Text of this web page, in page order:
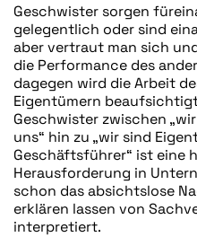
Geschwister sorgen
gelegentlich oder sind
aber vertraut man sich
die Performance des
dagegen wird die Arbeit
Eigentümern
Geschwister zwischen
uns“ hin zu „wir sind
Geschäftsführer“ ist eine
Herausforderung in
schon das absichtslose
erklären lassen von
interpretiert.